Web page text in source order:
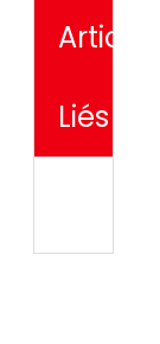
Articles
Liés